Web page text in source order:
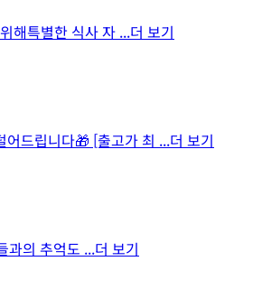
해특별한 식사 자 ...더 보기
드립니다🎁 [출고가 최 ...더 보기
과의 추억도 ...더 보기